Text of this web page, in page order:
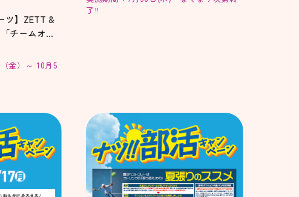
ツ】ZETT &
チームオー
金）～ 10月5
了‼️